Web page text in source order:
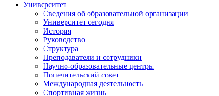
Университет
Сведения об образовательной организации
Университет сегодня
История
Руководство
Структура
Преподаватели и сотрудники
Научно-образовательные центры
Попечительский совет
Международная деятельность
Спортивная жизнь